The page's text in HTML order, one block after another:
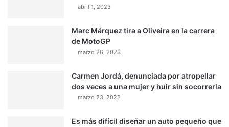
abril 1, 2023
Marc Márquez tira a Oliveira en la carrera
de MotoGP
marzo 26, 2023
Carmen Jordá, denunciada por atropellar
dos veces a una mujer y huir sin socorrerla
marzo 23, 2023
Es más difícil diseñar un auto pequeño que